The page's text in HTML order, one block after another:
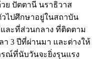
ย ปัตตานี นราธิวาส
ไปศึกษาอยู่ในสถาบัน
ละที่ส่วนกลาง ที่ติดตาม
3 ปีที่ผ่านมา และต่างให้
ณ์ที่นับวันจะยิ่งรุนแรง